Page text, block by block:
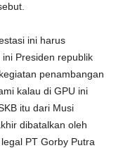
ini harus
Presiden republik
penambangan
kalau di GPU ini
itu dari Musi
dibatalkan oleh
PT Gorby Putra